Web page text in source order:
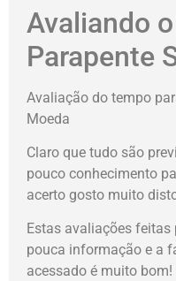
Avaliando
Parapente
Avaliação do tempo
Moeda
Claro que tudo são
pouco conhecimento
acerto gosto muito
Estas avaliações
pouca informação e a
acessado é muito bom!